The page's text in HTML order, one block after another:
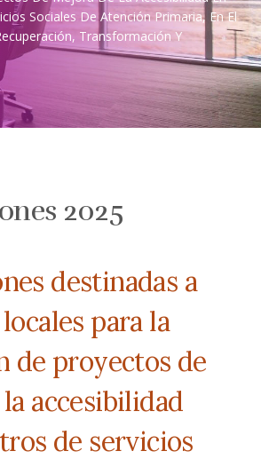
Sociales De Atención Primaria, En El
Transformación Y
2025
destinadas a
para la
de proyectos de
accesibilidad
de servicios